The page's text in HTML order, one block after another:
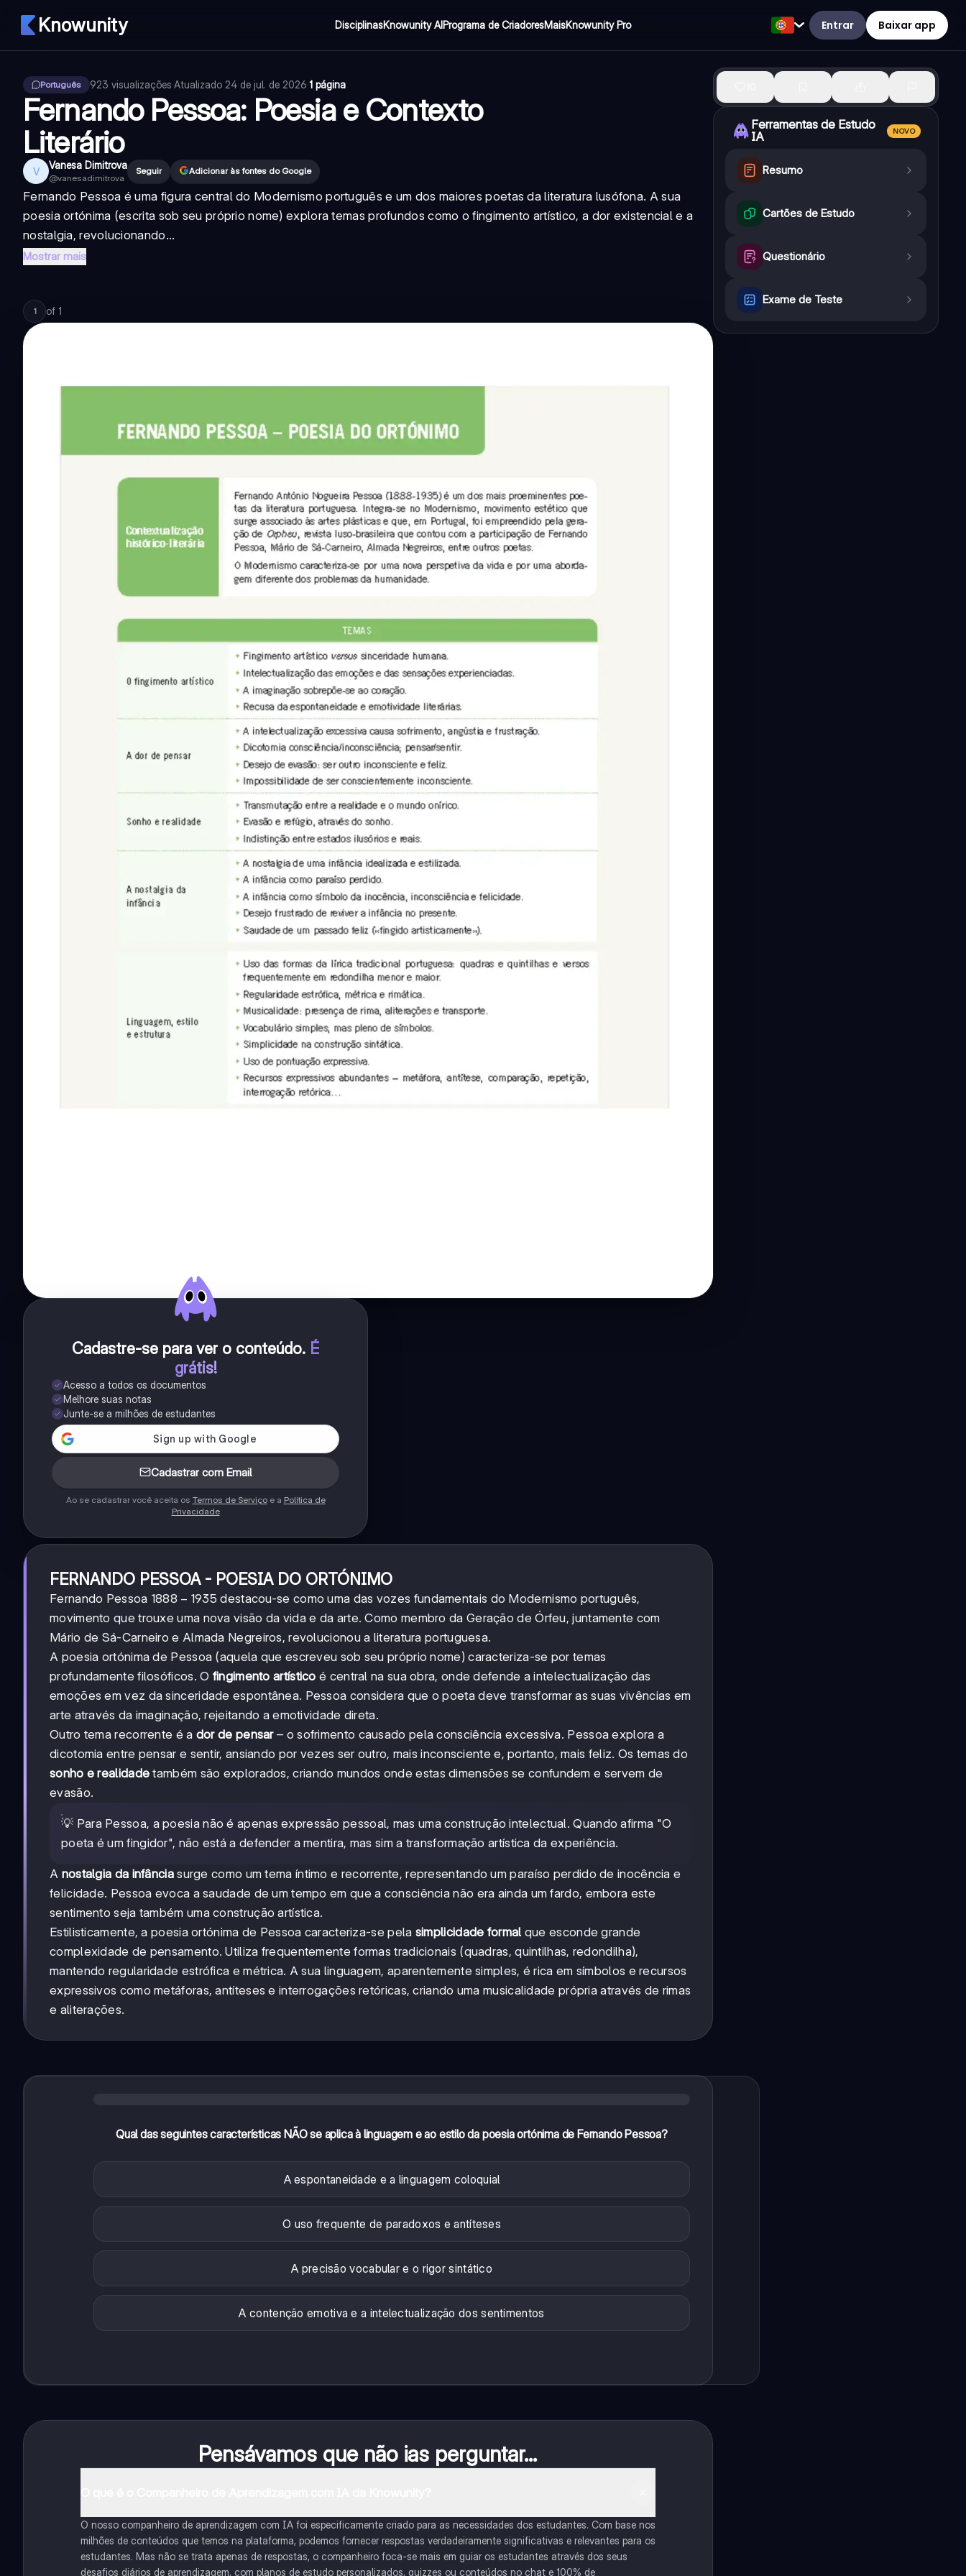
Knowunity DisciplinasKnowunity AIPrograma de CriadoresMaisKnowunity Pro Entrar Baixar app
Português 923 visualizações·Atualizado 24 de jul. de 2026·1 página
Fernando Pessoa: Poesia e Contexto
Literário
V Vanesa Dimitrova
@vanesadimitrova
Seguir Adicionar às fontes do Google
Fernando Pessoa é uma figura central do Modernismo português e um dos maiores poetas da literatura lusófona. A sua
poesia ortónima (escrita sob seu próprio nome) explora temas profundos como o fingimento artístico, a dor existencial e a
nostalgia, revolucionando...
Mostrar mais
1 of 1
Cadastre-se para ver o conteúdo. É
grátis!
Acesso a todos os documentos
Melhore suas notas
Junte-se a milhões de estudantes
Cadastrar com Email
Ao se cadastrar você aceita os Termos de Serviçoe a Política de
Privacidade
FERNANDO PESSOA - POESIA DO ORTÓNIMO
Fernando Pessoa 1888-
1935
1888 − 1935 destacou-se como uma das vozes fundamentais do Modernismo português,
movimento que trouxe uma nova visão da vida e da arte. Como membro da Geração de Órfeu, juntamente com
Mário de Sá-Carneiro e Almada Negreiros, revolucionou a literatura portuguesa.
A poesia ortónima de Pessoa (aquela que escreveu sob seu próprio nome) caracteriza-se por temas
profundamente filosóficos. O fingimento artístico é central na sua obra, onde defende a intelectualização das
emoções em vez da sinceridade espontânea. Pessoa considera que o poeta deve transformar as suas vivências em
arte através da imaginação, rejeitando a emotividade direta.
Outro tema recorrente é a dor de pensar– o sofrimento causado pela consciência excessiva. Pessoa explora a
dicotomia entre pensar e sentir, ansiando por vezes ser outro, mais inconsciente e, portanto, mais feliz. Os temas do
sonho e realidade também são explorados, criando mundos onde estas dimensões se confundem e servem de
evasão.
💡 Para Pessoa, a poesia não é apenas expressão pessoal, mas uma construção intelectual. Quando afirma "O
poeta é um fingidor", não está a defender a mentira, mas sim a transformação artística da experiência.
A nostalgia da infânciasurge como um tema íntimo e recorrente, representando um paraíso perdido de inocência e
felicidade. Pessoa evoca a saudade de um tempo em que a consciência não era ainda um fardo, embora este
sentimento seja também uma construção artística.
Estilisticamente, a poesia ortónima de Pessoa caracteriza-se pela simplicidade formal que esconde grande
complexidade de pensamento. Utiliza frequentemente formas tradicionais (quadras, quintilhas, redondilha),
mantendo regularidade estrófica e métrica. A sua linguagem, aparentemente simples, é rica em símbolos e recursos
expressivos como metáforas, antíteses e interrogações retóricas, criando uma musicalidade própria através de rimas
e aliterações.
Qual das seguintes características NÃO se aplica à linguagem e ao estilo da poesia ortónima de Fernando Pessoa?
A espontaneidade e a linguagem coloquial
O uso frequente de paradoxos e antíteses
A precisão vocabular e o rigor sintático
A contenção emotiva e a intelectualização dos sentimentos
Pensávamos que não ias perguntar...
O nosso companheiro de aprendizagem com IA foi especificamente criado para as necessidades dos estudantes. Com base nos
milhões de conteúdos que temos na plataforma, podemos fornecer respostas verdadeiramente significativas e relevantes para os
estudantes. Mas não se trata apenas de respostas, o companheiro foca-se mais em guiar os estudantes através dos seus
desafios diários de aprendizagem, com planos de estudo personalizados, quizzes ou conteúdos no chat e 100% de
Ferramentas de Estudo
IA
NOVO
Resumo
Cartões de Estudo
Questionário
Exame de Teste